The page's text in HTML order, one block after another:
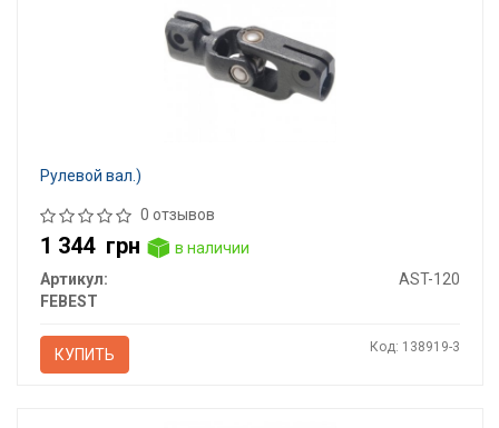
Рулевой вал.)
0 отзывов
1 344 грн
в наличии
Артикул:
AST-120
FEBEST
КУПИТЬ Код: 138919-3